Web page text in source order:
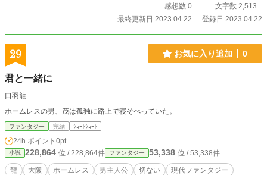
感想数 0
文字数 2,513
最終更新日 2023.04.22
登録日 2023.04.22
29 お気に入り追加 0
君と一緒に
口羽龍
ホームレスの男、茂は孤独に路上で寝そべっていた。
ファンタジー 完結 ｼｮｰﾄｼｮｰﾄ
24h.ポイント 0pt
小説 228,864 位 / 228,864件 ファンタジー 53,338 位 / 53,338件
龍 大阪 ホームレス 男主人公 切ない 現代ファンタジー